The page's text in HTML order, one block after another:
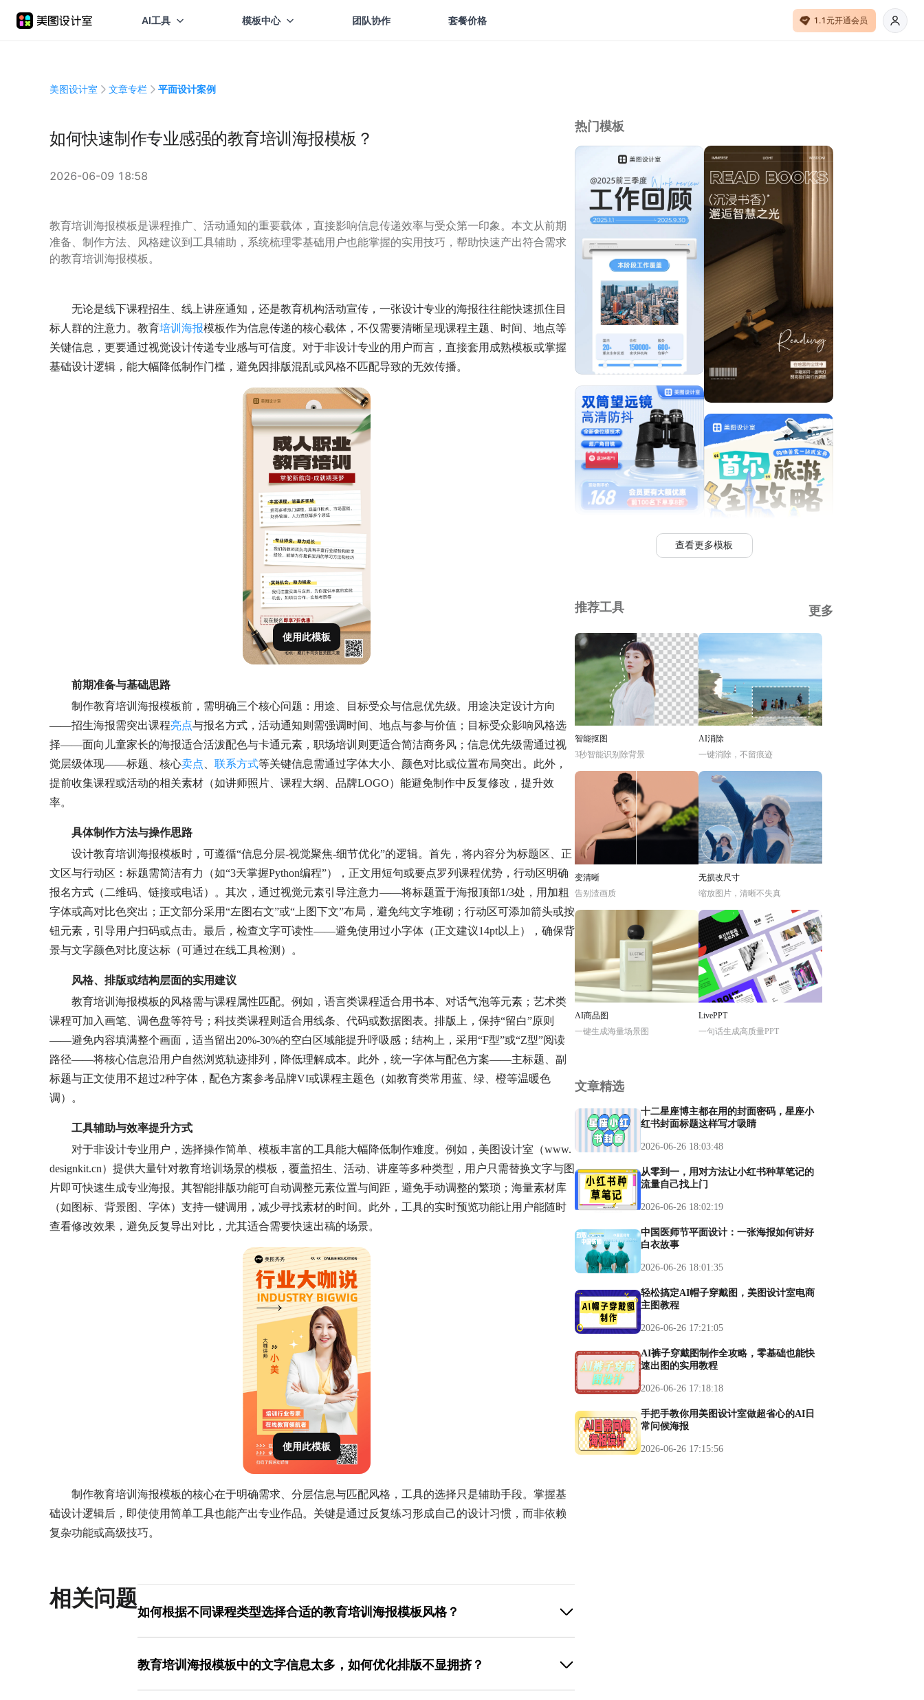
AI工具 模板中心 团队协作 套餐价格 1.1元开通会员
美图设计室 文章专栏 平面设计案例
如何快速制作专业感强的教育培训海报模板？
2026-06-09 18:58
教育培训海报模板是课程推广、活动通知的重要载体，直接影响信息传递效率与受众第一印象。本文从前期
准备、制作方法、风格建议到工具辅助，系统梳理零基础用户也能掌握的实用技巧，帮助快速产出符合需求
的教育培训海报模板。
无论是线下课程招生、线上讲座通知，还是教育机构活动宣传，一张设计专业的海报往往能快速抓住目
标人群的注意力。教育培训海报模板作为信息传递的核心载体，不仅需要清晰呈现课程主题、时间、地点等
关键信息，更要通过视觉设计传递专业感与可信度。对于非设计专业的用户而言，直接套用成熟模板或掌握
基础设计逻辑，能大幅降低制作门槛，避免因排版混乱或风格不匹配导致的无效传播。
使用此模板
前期准备与基础思路
制作教育培训海报模板前，需明确三个核心问题：用途、目标受众与信息优先级。用途决定设计方向
——招生海报需突出课程亮点与报名方式，活动通知则需强调时间、地点与参与价值；目标受众影响风格选
择——面向儿童家长的海报适合活泼配色与卡通元素，职场培训则更适合简洁商务风；信息优先级需通过视
觉层级体现——标题、核心卖点 联系方式等关键信息需通过字体大小、颜色对比或位置布局突出。此外，
提前收集课程或活动的相关素材（如讲师照片、课程大纲、品牌LOGO）能避免制作中反复修改，提升效
率。
具体制作方法与操作思路
设计教育培训海报模板时，可遵循“信息分层-视觉聚焦-细节优化”的逻辑。首先，将内容分为标题区、正
文区与行动区：标题需简洁有力（如“3天掌握Python编程”），正文用短句或要点罗列课程优势，行动区明确
报名方式（二维码、链接或电话）。其次，通过视觉元素引导注意力——将标题置于海报顶部1/3处，用加粗
字体或高对比色突出；正文部分采用“左图右文”或“上图下文”布局，避免纯文字堆砌；行动区可添加箭头或按
钮元素，引导用户扫码或点击。最后，检查文字可读性——避免使用过小字体（正文建议14pt以上），确保背
景与文字颜色对比度达标（可通过在线工具检测）。
风格、排版或结构层面的实用建议
教育培训海报模板的风格需与课程属性匹配。例如，语言类课程适合用书本、对话气泡等元素；艺术类
课程可加入画笔、调色盘等符号；科技类课程则适合用线条、代码或数据图表。排版上，保持“留白”原则
——避免内容填满整个画面，适当留出20%-30%的空白区域能提升呼吸感；结构上，采用“F型”或“Z型”阅读
路径——将核心信息沿用户自然浏览轨迹排列，降低理解成本。此外，统一字体与配色方案——主标题、副
标题与正文使用不超过2种字体，配色方案参考品牌VI或课程主题色（如教育类常用蓝、绿、橙等温暖色
调）。
工具辅助与效率提升方式
对于非设计专业用户，选择操作简单、模板丰富的工具能大幅降低制作难度。例如，美图设计室（www.
designkit.cn）提供大量针对教育培训场景的模板，覆盖招生、活动、讲座等多种类型，用户只需替换文字与图
片即可快速生成专业海报。其智能排版功能可自动调整元素位置与间距，避免手动调整的繁琐；海量素材库
（如图标、背景图、字体）支持一键调用，减少寻找素材的时间。此外，工具的实时预览功能让用户能随时
查看修改效果，避免反复导出对比，尤其适合需要快速出稿的场景。
使用此模板
制作教育培训海报模板的核心在于明确需求、分层信息与匹配风格，工具的选择只是辅助手段。掌握基
础设计逻辑后，即使使用简单工具也能产出专业作品。关键是通过反复练习形成自己的设计习惯，而非依赖
复杂功能或高级技巧。
相关问题
如何根据不同课程类型选择合适的教育培训海报模板风格？
配色与数据图表；艺术创作类课程可尝试手绘或抽象风格，搭配自由布局与艺术字体。美图设计
教育培训海报模板中的文字信息太多，如何优化排版不显拥挤？
热门模板
查看更多模板
推荐工具 更多
智能抠图
3秒智能识别除背景
AI消除
一键消除，不留痕迹
变清晰
告别渣画质
无损改尺寸
缩放图片，清晰不失真
AI商品图
一键生成海量场景图
LivePPT
一句话生成高质量PPT
文章精选
十二星座博主都在用的封面密码，星座小
红书封面标题这样写才吸睛
2026-06-26 18:03:48
从零到一，用对方法让小红书种草笔记的
流量自己找上门
2026-06-26 18:02:19
中国医师节平面设计：一张海报如何讲好
白衣故事
2026-06-26 18:01:35
轻松搞定AI帽子穿戴图，美图设计室电商
主图教程
2026-06-26 17:21:05
AI裤子穿戴图制作全攻略，零基础也能快
速出图的实用教程
2026-06-26 17:18:18
手把手教你用美图设计室做超省心的AI日
常问候海报
2026-06-26 17:15:56